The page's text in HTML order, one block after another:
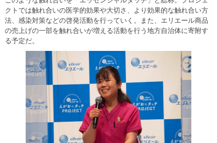
クトでは触れ合いの医学的効果や大切さ、より効果的な触れ合い方
法、感染対策などの啓発活動を行っていく。また、エリエール商品
の売上げの一部を触れ合いが増える活動を行う地方自治体に寄附す
る予定だ。